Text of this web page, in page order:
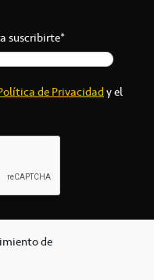
de
suscribirte*
de Privacidady el